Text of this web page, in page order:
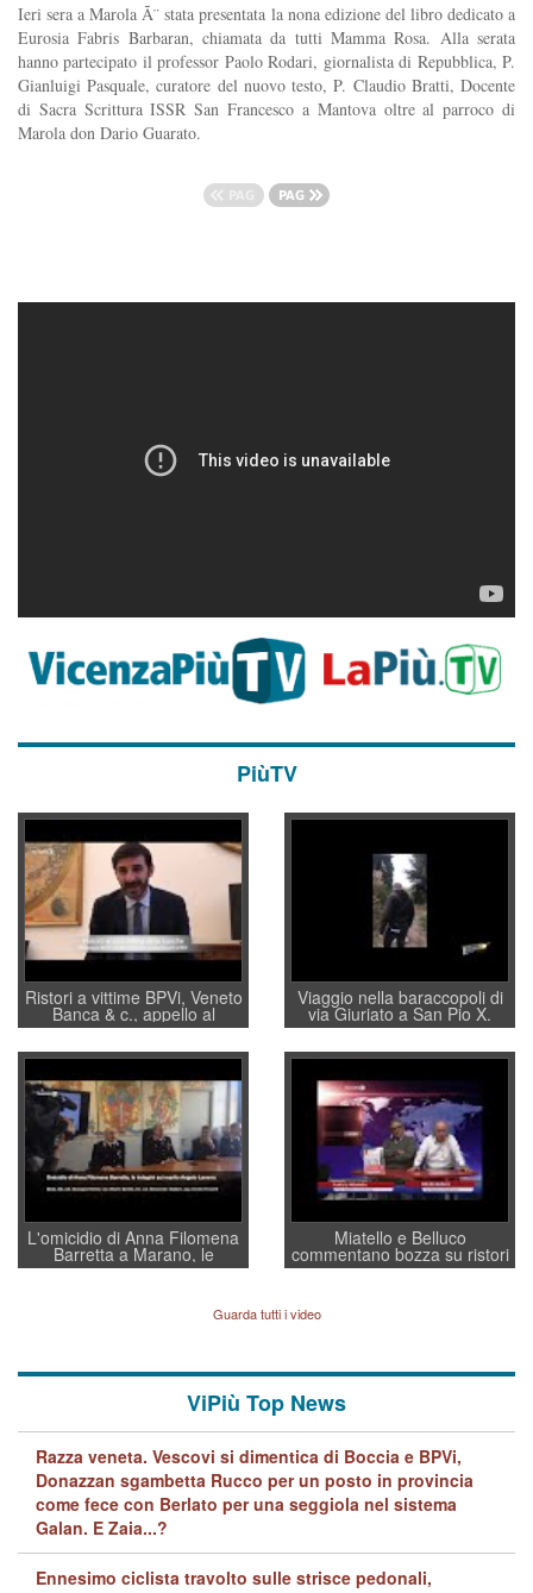
Ieri sera a Marola Ã¨ stata presentata la nona edizione del libro dedicato a
Eurosia Fabris Barbaran, chiamata da tutti Mamma Rosa. Alla serata
hanno partecipato il professor Paolo Rodari, giornalista di Repubblica, P.
Gianluigi Pasquale, curatore del nuovo testo, P. Claudio Bratti, Docente
di Sacra Scrittura ISSR San Francesco a Mantova oltre al parroco di
Marola don Dario Guarato.
PiùTV
Ristori a vittime BPVi, Veneto
Banca & c., appello al
sottosegretario Alessio
Villarosa: per mettere ordine
convochi con Di Maio CNCU
a supporto della cabina di
regia al Mef
Viaggio nella baraccopoli di
via Giuriato a San Pio X.
Vicenza ai Vicentini: “faremo
un regalo di Natale ai
residenti”
L'omicidio di Anna Filomena
Barretta a Marano, le
indagini dei carabinieri di
quelle di... Barbara D'Urso
Miatello e Belluco
commentano bozza su ristori
BPVi e Veneto Banca
Guarda tutti i video
ViPiù Top News
Razza veneta. Vescovi si dimentica di Boccia e BPVi,
Donazzan sgambetta Rucco per un posto in provincia
come fece con Berlato per una seggiola nel sistema
Galan. E Zaia...?
Ennesimo ciclista travolto sulle strisce pedonali,